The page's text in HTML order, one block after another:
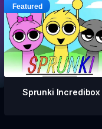
Sprunki Incredibox